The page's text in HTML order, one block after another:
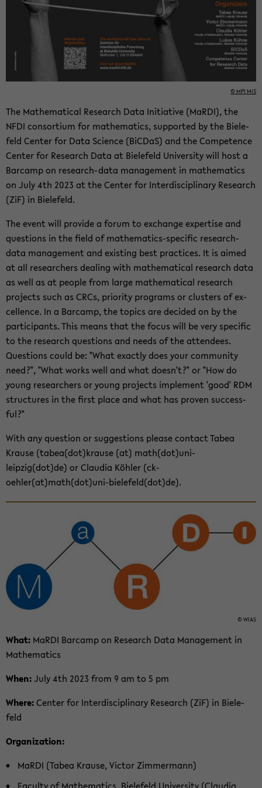
der
Sek­
tion
wech­
© WIAS
What: MaRDI Bar­camp on Re­search Data Man­age­ment in
Math­e­mat­ics
When:July 4th 2023 from 9 am to 5 pm
Where:Cen­ter for In­ter­dis­ci­pli­nary Re­search (ZiF) in Biele­
feld
Or­ga­ni­za­tion:
MaRDI (Tabea Krause, Vic­tor Zim­mer­mann)
© MPI MiS
The Math­e­mat­i­cal Re­search Data Ini­tia­tive (MaRDI), the
NFDI con­sor­tium for math­e­mat­ics, sup­ported by the Biele­
feld Cen­ter for Data Sci­ence (BiC­DaS) and the Com­pe­tence
Cen­ter for Re­search Data at Biele­feld Uni­ver­sity will host a
Bar­camp on research-​data man­age­ment in math­e­mat­ics
on July 4th 2023 at the Cen­ter for In­ter­dis­ci­pli­nary Re­search
(ZiF) in Biele­feld.
The event will pro­vide a forum to ex­change ex­per­tise and
ques­tions in the field of mathematics-​specific research-​
data man­age­ment and ex­ist­ing best prac­tices. It is aimed
at all re­searchers deal­ing with math­e­mat­i­cal re­search data
as well as at peo­ple from large math­e­mat­i­cal re­search
projects such as CRCs, pri­or­ity pro­grams or clus­ters of ex­
cel­lence. In a Bar­camp, the top­ics are de­cided on by the
par­tic­i­pants. This means that the focus will be very spe­cific
to the re­search ques­tions and needs of the at­ten­dees.
Ques­tions could be: "What ex­actly does your com­mu­nity
need?", "What works well and what doesn't?" or "How do
young re­searchers or young projects im­ple­ment 'good' RDM
struc­tures in the first place and what has proven suc­cess­
ful?"
With any ques­tion or sug­ges­tions please con­tact Tabea
Krause (tabea(dot)krause (at) math(dot)uni-​
leipzig(dot)de) or Clau­dia Köhler (ck­
oehler(at)math(dot)uni-​bielefeld(dot)de).